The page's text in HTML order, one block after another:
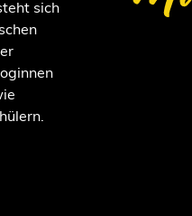
sich